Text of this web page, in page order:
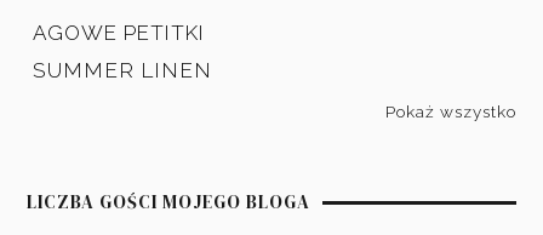
AGOWE PETITKI
SUMMER LINEN
Pokaż wszystko
LICZBA GOŚCI MOJEGO BLOGA